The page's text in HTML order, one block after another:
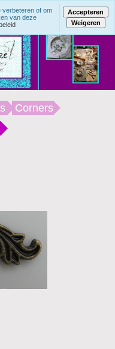
Corners
verbeteren of om
van deze
Accepteren
Weigeren